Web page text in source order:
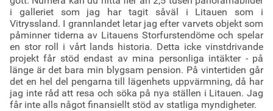
i galleriet som jag har tagit såväl i Litauen som i
Vitryssland. I grannlandet letar jag efter varvets objekt som
påminner tiderna av Litauens Storfurstendöme och spelar
en stor roll i vårt lands historia. Detta icke vinstdrivande
projekt får stöd endast av mina personliga intäkter - på
länge är det bara min blygsam pension. På vintertiden går
det en hel del pengarna till lägenhets uppvärmning, då har
jag inte råd att resa och söka på nya ställen i Litauen. Jag
får inte alls något finansiellt stöd av statliga myndigheter.